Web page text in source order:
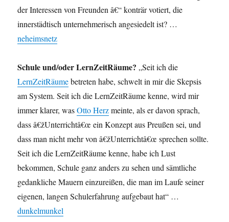
der Interessen von Freunden â€“ konträr votiert, die
innerstädtisch unternehmerisch angesiedelt ist? …
neheimsnetz
Schule und/oder LernZeitRäume? „Seit ich die
LernZeitRäumebetreten habe, schwelt in mir die Skepsis
am System. Seit ich die LernZeitRäume kenne, wird mir
immer klarer, wasOtto Herzmeinte, als er davon sprach,
dass â€žUnterrichtâ€œ ein Konzept aus Preußen sei, und
dass man nicht mehr von â€žUnterrichtâ€œ sprechen sollte.
Seit ich die LernZeitRäume kenne, habe ich Lust
bekommen, Schule ganz anders zu sehen und sämtliche
gedankliche Mauern einzureißen, die man im Laufe seiner
eigenen, langen Schulerfahrung aufgebaut hat“ …
dunkelmunkel